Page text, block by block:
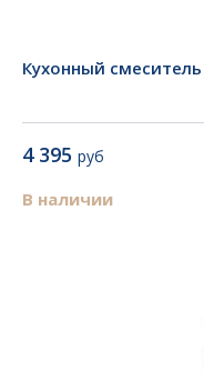
Кухонный
4 395 руб
В наличии